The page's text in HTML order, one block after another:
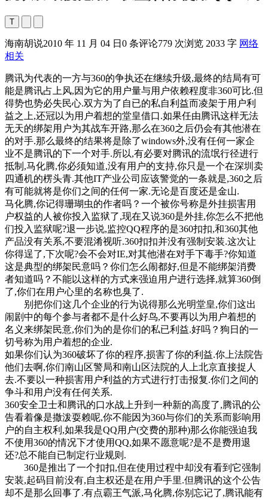
T
海南胡说2010 年 11 月 04 日 0 条评论779 次浏览 2033 字 网络
相关
腾讯为代表的一方与360的争执还在继续升级,最终的结局有可
能是腾讯占上风,因为它的用户量与用户依赖程度非360可比.但
得势也势必失民心.双方为了自已的私自利益而凌架于用户利
益之上,还冠以为用户着想的堂皇借口.如果任由腾讯这样无法
无天的绑架用户为其战车开路,那么在360之后仍会有其他潜在
的对手.那么最终的结果将是除了windows外,没有任何一家企
业不是腾讯的下一个对手.所以,有必要对腾讯的流氓行径进行
抵制,马化腾,你必须知道,没有用户的支持,你只是一个在深圳卖
四通机的楞头青.其他IT产业公司应该警觉的一条就是,360之后
有可能就将是你们之间的任何一家.无论是百度还是金山.
马化腾,你记得珊瑚虫的作者吗？一个被你号称是外挂损害用
户权益的人被你投入监狱了,现在又说360是外挂,你怎么不把他
们投入监狱呢?退一步说,监控QQ程序的是360扣扣,和360其他
产品没有关系,不要混淆视听.360扣扣并没有强制安装.这次让
你得逞了,下次呢?会不会对IE,对其他潜在对手下毒手?你知道
这是典型的绑架民意吗？你们怎么闹都好,但是不能绑架消费
者知道吗？不能以这样的方式来强迫用户进行选择,就算360倒
了,你们在用户心里的名称也臭了.
别把你们这几个企业的行为说得那么光明堂皇,你们这出
闹剧中的每个参与者都不是什么好鸟,不要再以为用户着想的
名义来绑架民意,你们为的是你们的私已利益.好吗？狗日的一
切号称为用户着想的企业.
如果你们认为360破坏了你的程序,损害了你的利益.你上法院告
他们去啊,你们南山区警局和南山区法院的人上北京直接捉人
去.不要以一种损害用户利益的方式进行打击报复.你们之间的
争斗和用户没有任何关系.
360安全卫士和腾讯的口水战上升到一种新的高度了,腾讯的公
告看着像是撒泼耍赖呢,你不能因为360与你们的关系而影响用
户的自主权利,如果我是QQ用户(交费的那种)那么你能强迫我
不使用360的情况下才使用QQ,如果不愿意呢?是不是费用退
还?总不能自已制定行业规则.
360是推出了一个扣扣,但在使用过程中却没有看到它强制
安装,起码目前没有,自主权还是在用户手里.但腾讯的这个公告
却不是那么回事了.有点霸王气派,马化腾,你别忘记了,腾讯能有